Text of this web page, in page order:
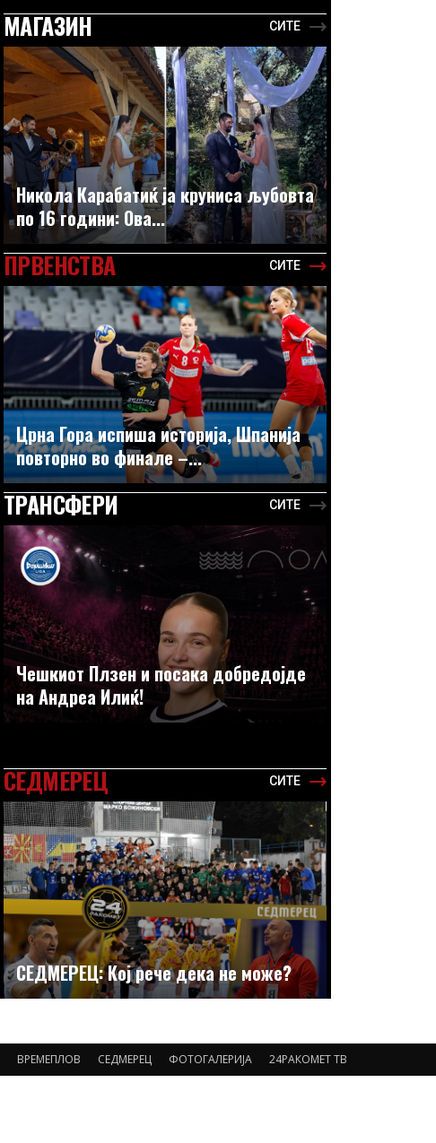
МАГАЗИН СИТЕ
Никола Карабатиќ ја круниса љубовта
по 16 години: Ова...
ПРВЕНСТВА СИТЕ
Црна Гора испиша историја, Шпанија
повторно во финале –...
ТРАНСФЕРИ СИТЕ
Чешкиот Плзен и посака добредојде
на Андреа Илиќ!
СЕДМЕРЕЦ СИТЕ
СЕДМЕРЕЦ: Кој рече дека не може?
ВРЕМЕПЛОВ СЕДМЕРЕЦ ФОТОГАЛЕРИЈА 24РАКОМЕТ ТВ